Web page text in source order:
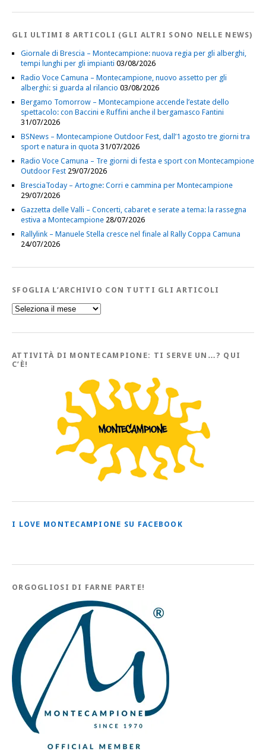
GLI ULTIMI 8 ARTICOLI (GLI ALTRI SONO NELLE NEWS)
Giornale di Brescia – Montecampione: nuova regia per gli alberghi,
tempi lunghi per gli impianti 03/08/2026
Radio Voce Camuna – Montecampione, nuovo assetto per gli
alberghi: si guarda al rilancio 03/08/2026
Bergamo Tomorrow – Montecampione accende l’estate dello
spettacolo: con Baccini e Ruffini anche il bergamasco Fantini
31/07/2026
BSNews – Montecampione Outdoor Fest, dall’1 agosto tre giorni tra
sport e natura in quota 31/07/2026
Radio Voce Camuna – Tre giorni di festa e sport con Montecampione
Outdoor Fest 29/07/2026
BresciaToday – Artogne: Corri e cammina per Montecampione
29/07/2026
Gazzetta delle Valli – Concerti, cabaret e serate a tema: la rassegna
estiva a Montecampione 28/07/2026
Rallylink – Manuele Stella cresce nel finale al Rally Coppa Camuna
24/07/2026
SFOGLIA L’ARCHIVIO CON TUTTI GLI ARTICOLI
Sfoglia
l’Archivio
tutti
Articoli
ATTIVITÀ DI MONTECAMPIONE: TI SERVE UN…? QUI
C’È!
I LOVE MONTECAMPIONE SU FACEBOOK
ORGOGLIOSI DI FARNE PARTE!